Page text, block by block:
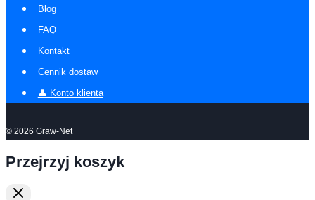
Blog
FAQ
Kontakt
Cennik dostaw
👤 Konto klienta
© 2026 Graw-Net
Przejrzyj koszyk